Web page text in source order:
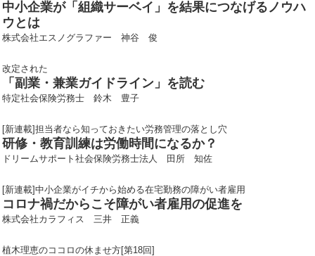
中小企業が「組織サーベイ」を結果につなげるノウハ
ウとは
株式会社エスノグラファー 神谷 俊
改定された
「副業・兼業ガイドライン」を読む
特定社会保険労務士 鈴木 豊子
[新連載]担当者なら知っておきたい労務管理の落とし穴
研修・教育訓練は労働時間になるか？
ドリームサポート社会保険労務士法人 田所 知佐
[新連載]中小企業がイチから始める在宅勤務の障がい者雇用
コロナ禍だからこそ障がい者雇用の促進を
株式会社カラフィス 三井 正義
植木理恵のココロの休ませ方[第18回]